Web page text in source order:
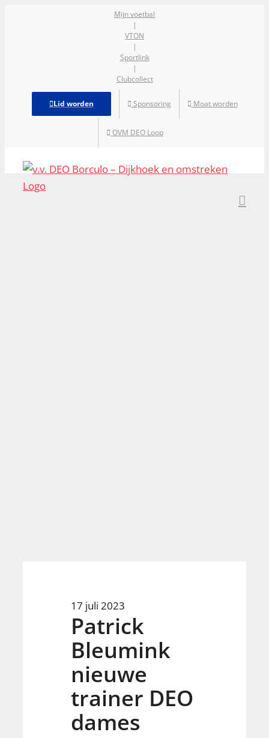
Mijn voetbal
|
VTON
|
Sportlink
|
Clubcollect
Lid worden Sponsoring Moat worden
OVM DEO Loop
17 juli 2023
Patrick
Bleumink
nieuwe
trainer DEO
dames